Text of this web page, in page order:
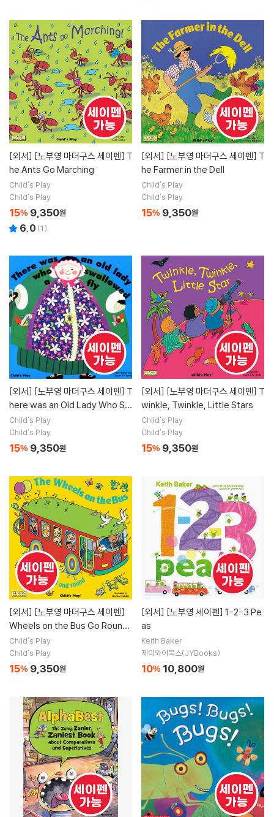
[외서]
he Ants Go Marching
Child's Play
Child's Play
15% 9,350원
6.0 (1)
[외서]
he Farmer in the Dell
Child's Play
Child's Play
15% 9,350원
[외서]
here was an Old Lady Who Sw
allowed a Fly
Child's Play
Child's Play
15% 9,350원
[외서]
winkle, Twinkle, Little Stars
Child's Play
Child's Play
15% 9,350원
[외서]
Wheels on the Bus Go Round
and Round
Child's Play
Child's Play
15% 9,350원
[외서]
as
Keith Baker
제이와이북스(JYBooks)
10% 10,800원